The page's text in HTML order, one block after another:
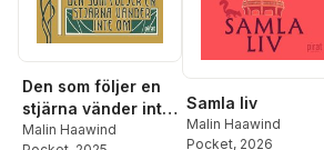
Den som följer en
stjärna vänder inte
om
Malin Haawind
Samla liv
Malin Haawind
Pocket, 2026